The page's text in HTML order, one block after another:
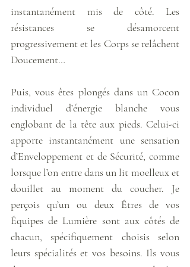
instantanément mis de côté. Les
résistances se désamorcent
progressivement et les Corps se relâchent
Doucement…
Puis, vous êtes plongés dans un Cocon
individuel d’énergie blanche vous
englobant de la tête aux pieds. Celui-ci
apporte instantanément une sensation
d’Enveloppement et de Sécurité, comme
lorsque l’on entre dans un lit moelleux et
douillet au moment du coucher. Je
perçois qu’un ou deux Êtres de vos
Équipes de Lumière sont aux côtés de
chacun, spécifiquement choisis selon
leurs spécialités et vos besoins. Ils vous